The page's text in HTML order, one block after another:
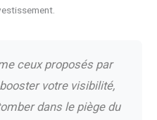
ceux proposés par
votre visibilité,
dans le piège du